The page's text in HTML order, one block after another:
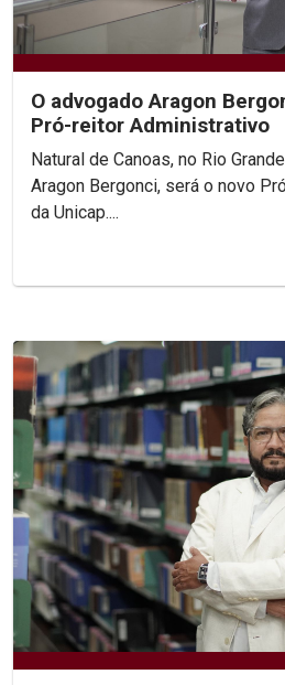
O advogado Aragon
Pró-reitor Administrativo
Natural de Canoas, no Rio
Aragon Bergonci, será o novo
da Unicap....